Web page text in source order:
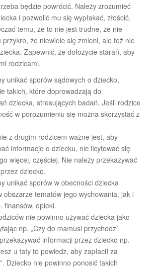
będzie powrócić. Należy zrozumieć
i pozwolić mu się wypłakać, złościć,
temu, że to nie jest trudne, że nie
przykro, że niewiele się zmieni, ale też nie
Zapewnić, że dołożycie starań, aby
rodzicami.
unikać sporów sądowych o dziecko,
takich, które doprowadzają do
dziecka, stresujących badań. Jeśli rodzice
w porozumieniu się można skorzystać z
z drugim rodzicem ważne jest, aby
informacje o dziecku, nie licytować się
więcej, częściej. Nie należy przekazywać
dziecko.
unikać sporów w obecności dziecka
obszarze tematów jego wychowania, jak i
finansów, opieki.
nie powinno używać dziecka jako
np. „Czy do mamusi przychodzi
informacji przez dziecko np.
u taty to powiedz, aby zapłacił za
Dziecko nie powinno ponosić takich